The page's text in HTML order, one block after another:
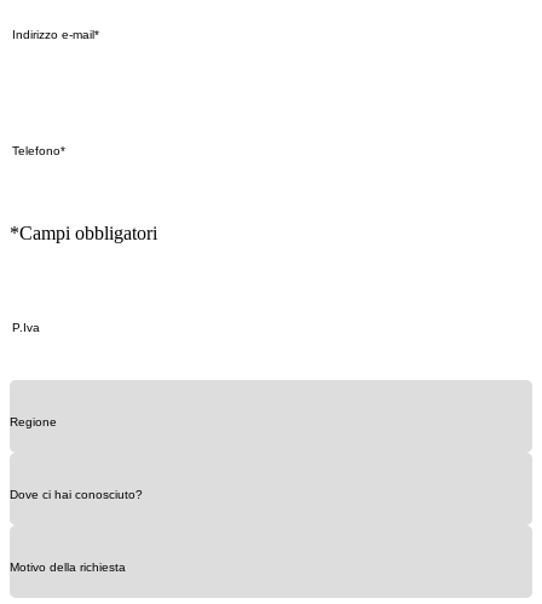
*Campi obbligatori